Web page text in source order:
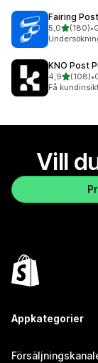
Fairing
5,0av 5(180)
180 •
KNO Post
4,9av 5(108)
108 •
Få
Vill
Appkategorier